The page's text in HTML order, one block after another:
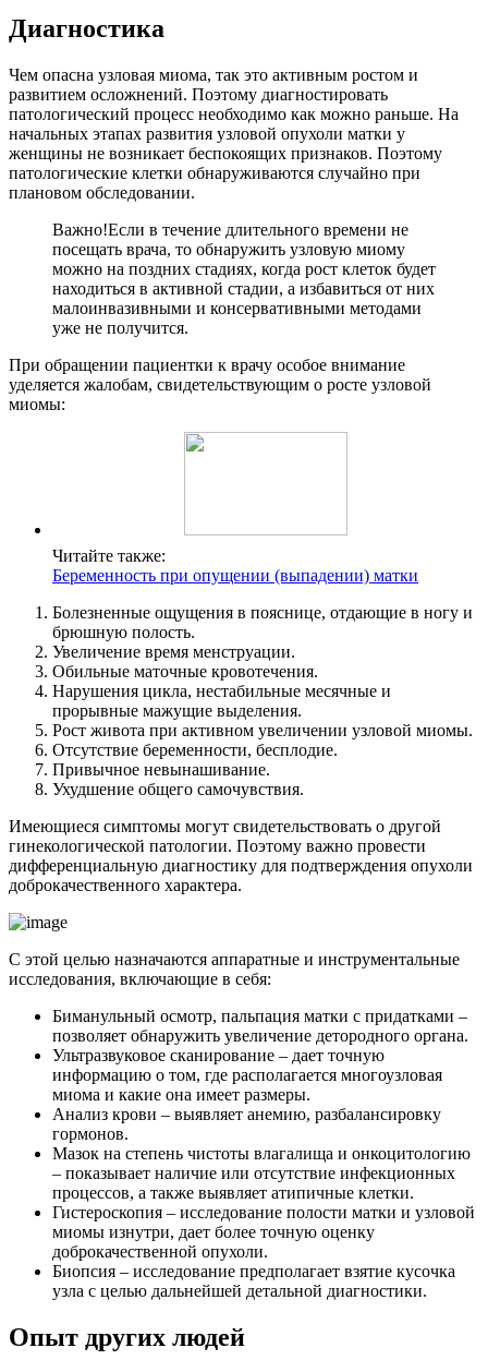
Диагностика
Чем опасна узловая миома, так это активным ростом и
развитием осложнений. Поэтому диагностировать
патологический процесс необходимо как можно раньше. На
начальных этапах развития узловой опухоли матки у
женщины не возникает беспокоящих признаков. Поэтому
патологические клетки обнаруживаются случайно при
плановом обследовании.
Важно!Если в течение длительного времени не
посещать врача, то обнаружить узловую миому
можно на поздних стадиях, когда рост клеток будет
находиться в активной стадии, а избавиться от них
малоинвазивными и консервативными методами
уже не получится.
При обращении пациентки к врачу особое внимание
уделяется жалобам, свидетельствующим о росте узловой
миомы:
Читайте также:
Беременность при опущении (выпадении) матки
Болезненные ощущения в пояснице, отдающие в ногу и
брюшную полость.
Увеличение время менструации.
Обильные маточные кровотечения.
Нарушения цикла, нестабильные месячные и
прорывные мажущие выделения.
Рост живота при активном увеличении узловой миомы.
Отсутствие беременности, бесплодие.
Привычное невынашивание.
Ухудшение общего самочувствия.
Имеющиеся симптомы могут свидетельствовать о другой
гинекологической патологии. Поэтому важно провести
дифференциальную диагностику для подтверждения опухоли
доброкачественного характера.
С этой целью назначаются аппаратные и инструментальные
исследования, включающие в себя:
Биманульный осмотр, пальпация матки с придатками –
позволяет обнаружить увеличение детородного органа.
Ультразвуковое сканирование – дает точную
информацию о том, где располагается многоузловая
миома и какие она имеет размеры.
Анализ крови – выявляет анемию, разбалансировку
гормонов.
Мазок на степень чистоты влагалища и онкоцитологию
– показывает наличие или отсутствие инфекционных
процессов, а также выявляет атипичные клетки.
Гистероскопия – исследование полости матки и узловой
миомы изнутри, дает более точную оценку
доброкачественной опухоли.
Биопсия – исследование предполагает взятие кусочка
узла с целью дальнейшей детальной диагностики.
Опыт других людей